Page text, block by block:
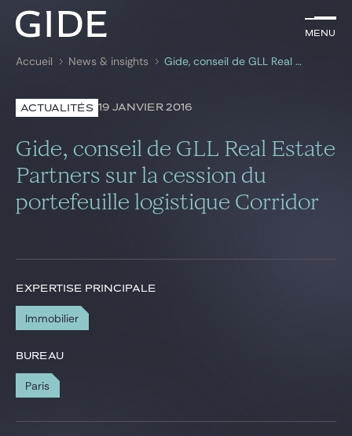
Menu
Rechercher par mots-clés
Menu
Avocats
Expertises
Global
Carrière
Gide Pro Bono et RSE
Blog Real Estate
Accueil News & insights Gide, conseil de GLL Real Estate Partners sur la cession du portefeuille logistique Corridor
ACTUALITÉS 19 JANVIER 2016
Gide, conseil de GLL Real Estate
Partners sur la cession du
portefeuille logistique Corridor
EXPERTISE PRINCIPALE
Immobilier
BUREAU
Paris